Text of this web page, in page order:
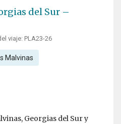
del Sur –
viaje: PLA23-26
Malvinas
Georgias del Sur y